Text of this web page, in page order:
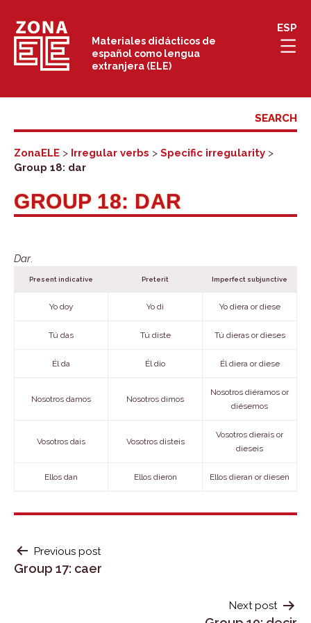
content
Materiales didácticos de
español como lengua
extranjera (ELE)
ESP
ZonaELE > Irregular verbs > Specific irregularity >
Group 18: dar
GROUP 18: DAR
Dar.
Present indicative Preterit Imperfect subjunctive
Yo doy Yo di Yo diera or diese
Tú das Tú diste Tú dieras or dieses
Él da Él dio Él diera or diese
Nosotros damos Nosotros dimos
Nosotros diéramos or
diésemos
Vosotros dais Vosotros disteis
Vosotros dierais or
dieseis
Ellos dan Ellos dieron Ellos dieran or diesen
POST
NAVIGATION
Previous post
Group 17: caer
Next post